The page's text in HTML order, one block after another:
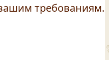
требованиям.